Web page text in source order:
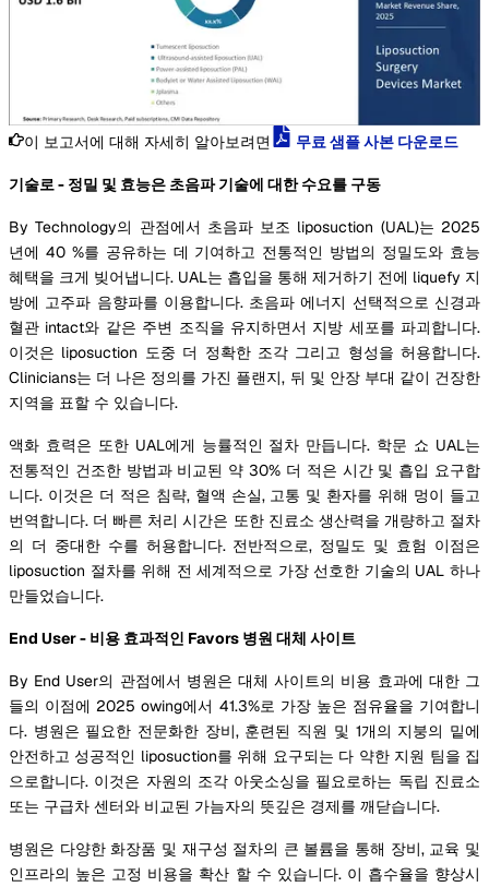
이 보고서에 대해 자세히 알아보려면 무료 샘플 사본 다운로드
기술로 - 정밀 및 효능은 초음파 기술에 대한 수요를 구동
By Technology의 관점에서 초음파 보조 liposuction (UAL)는 2025
년에 40 %를 공유하는 데 기여하고 전통적인 방법의 정밀도와 효능
혜택을 크게 빚어냅니다. UAL는 흡입을 통해 제거하기 전에 liquefy 지
방에 고주파 음향파를 이용합니다. 초음파 에너지 선택적으로 신경과
혈관 intact와 같은 주변 조직을 유지하면서 지방 세포를 파괴합니다.
이것은 liposuction 도중 더 정확한 조각 그리고 형성을 허용합니다.
Clinicians는 더 나은 정의를 가진 플랜지, 뒤 및 안장 부대 같이 건장한
지역을 표할 수 있습니다.
액화 효력은 또한 UAL에게 능률적인 절차 만듭니다. 학문 쇼 UAL는
전통적인 건조한 방법과 비교된 약 30% 더 적은 시간 및 흡입 요구합
니다. 이것은 더 적은 침략, 혈액 손실, 고통 및 환자를 위해 멍이 들고
번역합니다. 더 빠른 처리 시간은 또한 진료소 생산력을 개량하고 절차
의 더 중대한 수를 허용합니다. 전반적으로, 정밀도 및 효험 이점은
liposuction 절차를 위해 전 세계적으로 가장 선호한 기술의 UAL 하나
만들었습니다.
End User - 비용 효과적인 Favors 병원 대체 사이트
By End User의 관점에서 병원은 대체 사이트의 비용 효과에 대한 그
들의 이점에 2025 owing에서 41.3%로 가장 높은 점유율을 기여합니
다. 병원은 필요한 전문화한 장비, 훈련된 직원 및 1개의 지붕의 밑에
안전하고 성공적인 liposuction를 위해 요구되는 다 약한 지원 팀을 집
으로합니다. 이것은 자원의 조각 아웃소싱을 필요로하는 독립 진료소
또는 구급차 센터와 비교된 가늠자의 뜻깊은 경제를 깨닫습니다.
병원은 다양한 화장품 및 재구성 절차의 큰 볼륨을 통해 장비, 교육 및
인프라의 높은 고정 비용을 확산 할 수 있습니다. 이 흡수율을 향상시